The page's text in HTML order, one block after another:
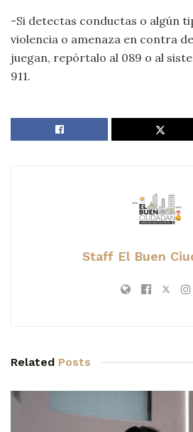
-Si detectas conductas o algún
violencia o amenaza en contra
juegan, repórtalo al 089 o al
911.
Staff El Buen
Related Posts